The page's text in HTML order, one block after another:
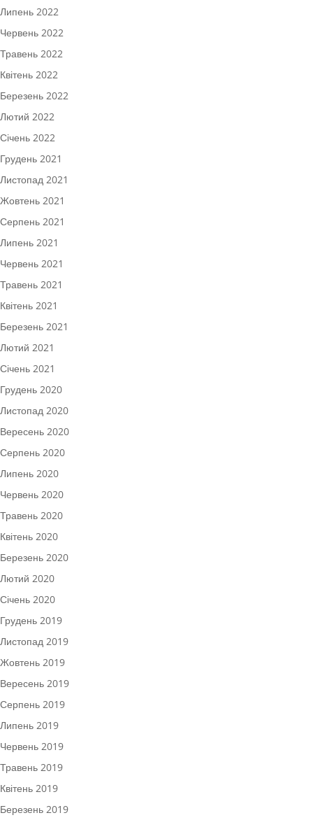
Липень 2022
Червень 2022
Травень 2022
Квітень 2022
Березень 2022
Лютий 2022
Січень 2022
Грудень 2021
Листопад 2021
Жовтень 2021
Серпень 2021
Липень 2021
Червень 2021
Травень 2021
Квітень 2021
Березень 2021
Лютий 2021
Січень 2021
Грудень 2020
Листопад 2020
Вересень 2020
Серпень 2020
Липень 2020
Червень 2020
Травень 2020
Квітень 2020
Березень 2020
Лютий 2020
Січень 2020
Грудень 2019
Листопад 2019
Жовтень 2019
Вересень 2019
Серпень 2019
Липень 2019
Червень 2019
Травень 2019
Квітень 2019
Березень 2019